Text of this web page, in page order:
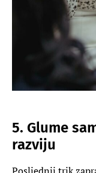
5. Glume
razviju